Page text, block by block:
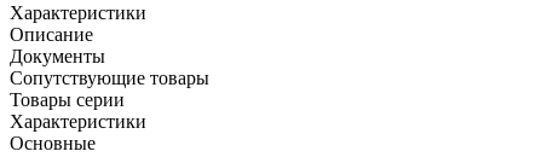
Характеристики
Описание
Документы
Сопутствующие товары
Товары серии
Характеристики
Основные